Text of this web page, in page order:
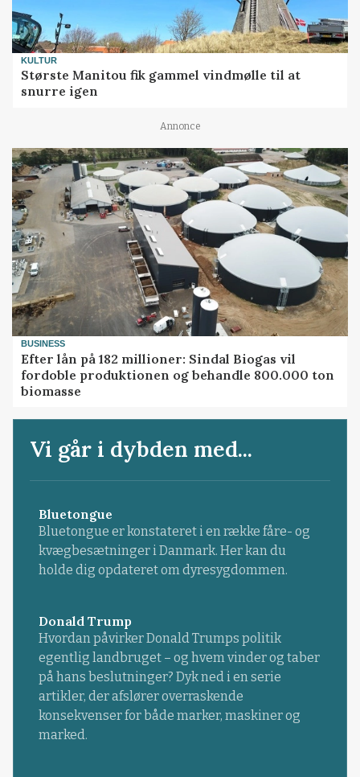
KULTUR
Største Manitou fik gammel vindmølle til at
snurre igen
Annonce
BUSINESS
Efter lån på 182 millioner: Sindal Biogas vil
fordoble produktionen og behandle 800.000 ton
biomasse
Vi går i dybden med...
Bluetongue
Bluetongue er konstateret i en række fåre- og
kvægbesætninger i Danmark. Her kan du
holde dig opdateret om dyresygdommen.
Donald Trump
Hvordan påvirker Donald Trumps politik
egentlig landbruget – og hvem vinder og taber
på hans beslutninger? Dyk ned i en serie
artikler, der afslører overraskende
konsekvenser for både marker, maskiner og
marked.